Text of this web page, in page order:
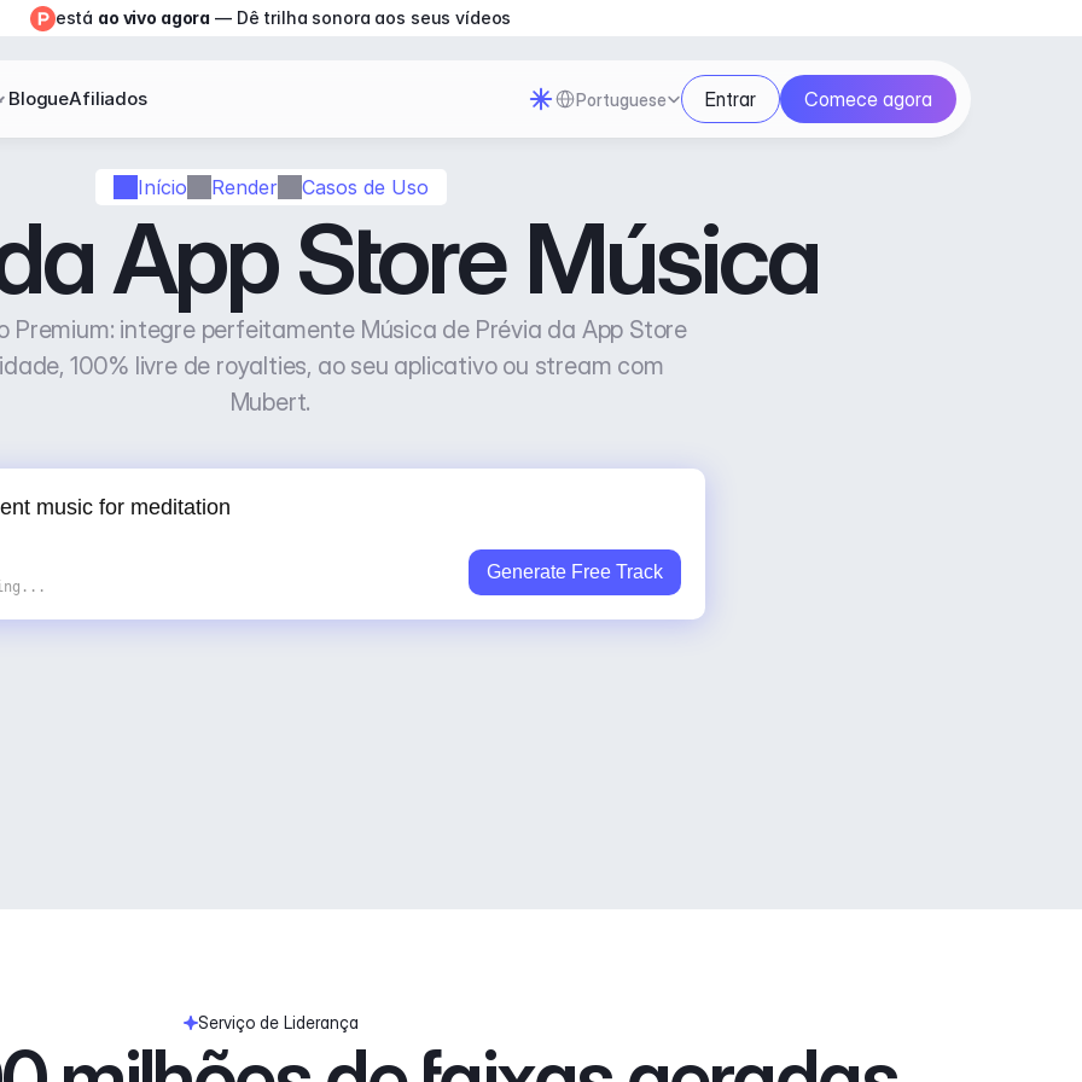
Início Render Casos de Uso
App Store Música
Premium: integre perfeitamente Música de Prévia da App Store
100% livre de royalties, ao seu aplicativo ou stream com
Mubert.
Generate Free Track
Serviço de Liderança
está ao vivo agora — Dê trilha sonora aos seus vídeos
BlogueAfiliados Select Language
Portuguese Entrar Comece agora